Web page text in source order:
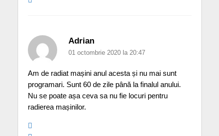
Adrian
01 octombrie 2020 la 20:47
Am de radiat mașini anul acesta și nu mai sunt
programari. Sunt 60 de zile până la finalul anului.
Nu se poate așa ceva sa nu fie locuri pentru
radierea mașinilor.